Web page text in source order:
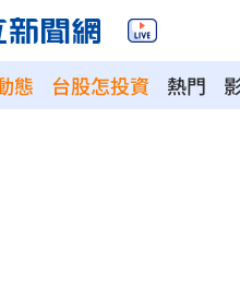
態 台股怎投資 熱門